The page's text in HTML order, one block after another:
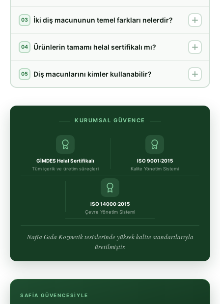
03 İki diş macununun temel farkları nelerdir?
04 Ürünlerin tamamı helal sertifikalı mı?
05 Diş macunlarını kimler kullanabilir?
KURUMSAL GÜVENCE
GİMDES Helal Sertifikalı
Tüm içerik ve üretim süreçleri
ISO 9001:2015
Kalite Yönetim Sistemi
ISO 14000:2015
Çevre Yönetim Sistemi
Nafia Gıda Kozmetik tesislerinde yüksek kalite standartlarıyla
üretilmiştir.
SAFIA GÜVENCESIYLE